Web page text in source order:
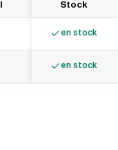
Stock
en stock
en stock